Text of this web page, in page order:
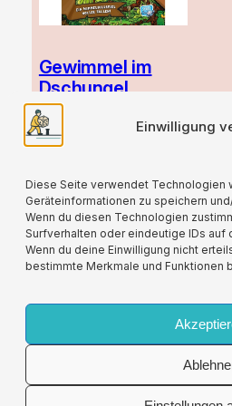
Einwilligung
Diese Seite verwendet Technologien
Geräteinformationen zu speichern
Wenn du diesen Technologien
Surfverhalten oder eindeutige IDs auf
Wenn du deine Einwilligung nicht
bestimmte Merkmale und Funktionen
Gewimmel im
Dschungel
13,00
Ursprünglicher
13,00 €
Aktueller
10,00 €.
Für alle
Vertrag